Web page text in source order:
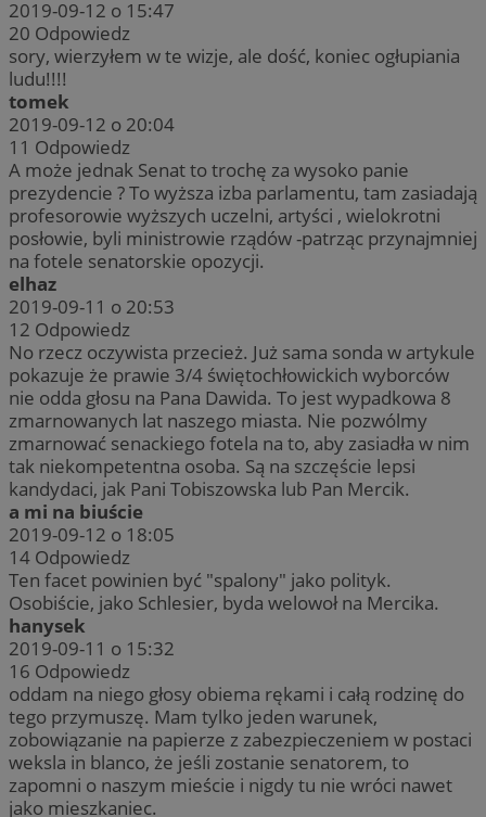
2019-09-12 o 15:47
20 Odpowiedz
sory, wierzyłem w te wizje, ale dość, koniec ogłupiania
ludu!!!!
tomek
2019-09-12 o 20:04
11 Odpowiedz
A może jednak Senat to trochę za wysoko panie
prezydencie ? To wyższa izba parlamentu, tam zasiadają
profesorowie wyższych uczelni, artyści , wielokrotni
posłowie, byli ministrowie rządów -patrząc przynajmniej
na fotele senatorskie opozycji.
elhaz
2019-09-11 o 20:53
12 Odpowiedz
No rzecz oczywista przecież. Już sama sonda w artykule
pokazuje że prawie 3/4 świętochłowickich wyborców
nie odda głosu na Pana Dawida. To jest wypadkowa 8
zmarnowanych lat naszego miasta. Nie pozwólmy
zmarnować senackiego fotela na to, aby zasiadła w nim
tak niekompetentna osoba. Są na szczęście lepsi
kandydaci, jak Pani Tobiszowska lub Pan Mercik.
a mi na biuście
2019-09-12 o 18:05
14 Odpowiedz
Ten facet powinien być "spalony" jako polityk.
Osobiście, jako Schlesier, byda welowoł na Mercika.
hanysek
2019-09-11 o 15:32
16 Odpowiedz
oddam na niego głosy obiema rękami i całą rodzinę do
tego przymuszę. Mam tylko jeden warunek,
zobowiązanie na papierze z zabezpieczeniem w postaci
weksla in blanco, że jeśli zostanie senatorem, to
zapomni o naszym mieście i nigdy tu nie wróci nawet
jako mieszkaniec.